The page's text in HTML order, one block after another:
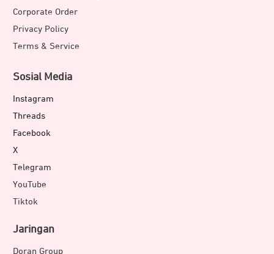
Corporate Order
Privacy Policy
Terms & Service
Sosial Media
Instagram
Threads
Facebook
X
Telegram
YouTube
Tiktok
Jaringan
Doran Group